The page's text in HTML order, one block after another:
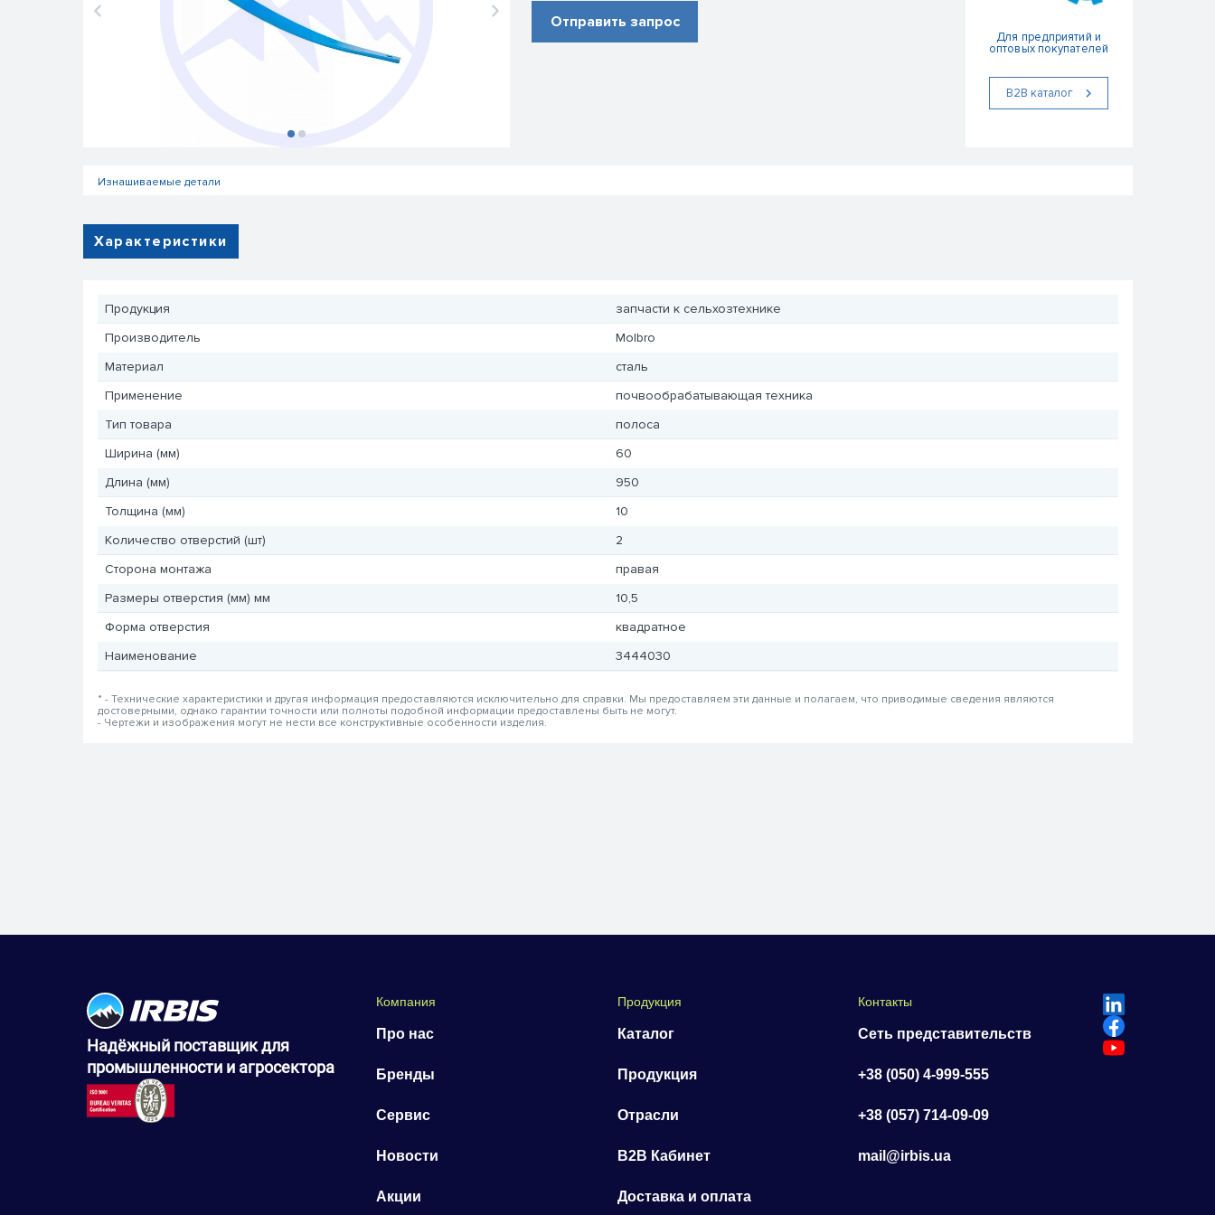
Отправить запрос
Для предприятий и
оптовых покупателей
В2В каталог
Изнашиваемые детали
Характеристики
Продукция
запчасти к сельхозтехнике
Производитель
Molbro
Материал
сталь
Применение
почвообрабатывающая техника
Тип товара
полоса
Ширина (мм)
60
Длина (мм)
950
Толщина (мм)
10
Количество отверстий (шт)
2
Сторона монтажа
правая
Размеры отверстия (мм) мм
10,5
Форма отверстия
квадратное
Наименование
3444030
* - Технические характеристики и другая информация предоставляются исключительно для справки. Мы предоставляем эти данные и полагаем, что приводимые сведения являются
достоверными, однако гарантии точности или полноты подобной информации предоставлены быть не могут.
- Чертежи и изображения могут не нести все конструктивные особенности изделия.
Надёжный поставщик для
промышленности и агросектора
Компания
Про нас
Бренды
Сервис
Новости
Акции
Продукция
Каталог
Продукция
Отрасли
B2B Кабинет
Доставка и оплата
Контакты
Сеть представительств
+38 (050) 4-999-555
+38 (057) 714-09-09
mail@irbis.ua